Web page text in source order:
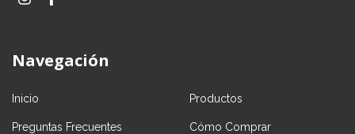
Navegación
Inicio Productos
Preguntas Frecuentes Cómo Comprar